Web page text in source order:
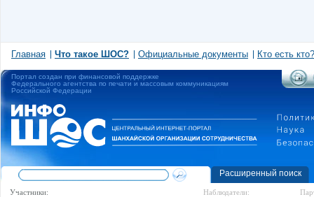
Главная Что такое ШОС? Официальные документы Кто есть кто?
Портал создан при финансовой поддержке
Федерального агентства по печати и массовым коммуникациям
Российской Федерации
Расширенный поиск
Участники: Наблюдатели: